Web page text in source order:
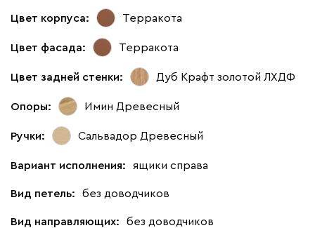
Цвет корпуса: Терракота
Цвет фасада: Терракота
Цвет задней стенки: Дуб Крафт золотой ЛХДФ
Опоры: Имин Древесный
Ручки: Сальвадор Древесный
Вариант исполнения: ящики справа
Вид петель: без доводчиков
Вид направляющих: без доводчиков